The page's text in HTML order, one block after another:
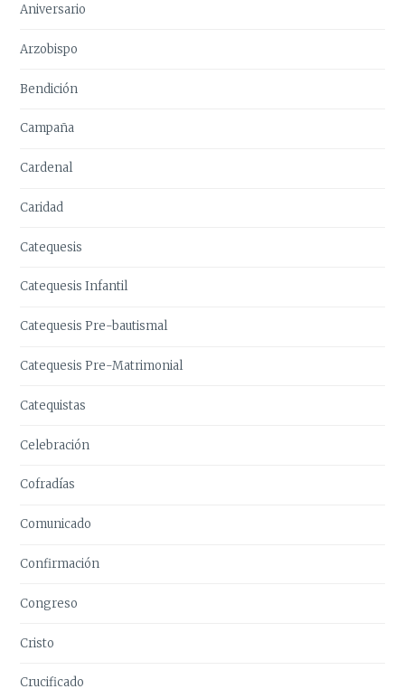
Aniversario
Arzobispo
Bendición
Campaña
Cardenal
Caridad
Catequesis
Catequesis Infantil
Catequesis Pre-bautismal
Catequesis Pre-Matrimonial
Catequistas
Celebración
Cofradías
Comunicado
Confirmación
Congreso
Cristo
Crucificado